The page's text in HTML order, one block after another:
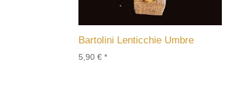
Bartolini Lenticchie Umbre
5,90€ *